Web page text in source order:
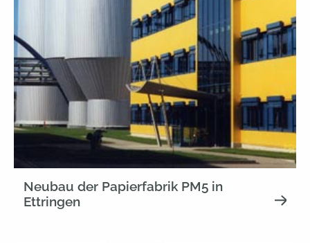
Neubau der Papierfabrik PM5 in
Ettringen